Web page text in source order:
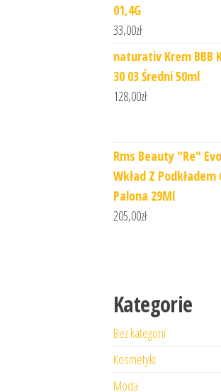
01,4G
33,00zł
naturativ Krem BBB
30 03 Średni 50ml
128,00zł
Rms Beauty "Re"
Wkład Z Podkładem
Palona 29Ml
205,00zł
Kategorie
Bez kategorii
Kosmetyki
Moda